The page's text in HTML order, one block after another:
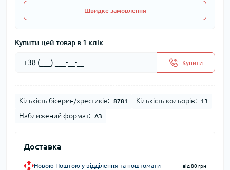
Швидке замовлення
Купити цей товар в 1 клік:
Купити
Кількість бісерин/хрестиків: 8781 Кількість кольорів: 13
Наближений формат: А3
Доставка
Новою Поштою у відділення та поштомати від 80 грн